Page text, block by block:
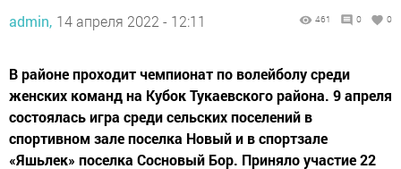
admin, 14 апреля 2022 - 12:11 461 0 0
В районе проходит чемпионат по волейболу среди
женских команд на Кубок Тукаевского района. 9 апреля
состоялась игра среди сельских поселений в
спортивном зале поселка Новый и в спортзале
«Яшьлек» поселка Сосновый Бор. Приняло участие 22